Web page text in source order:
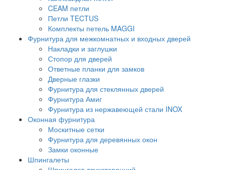
CEAM петли
Петли TECTUS
Комплекты петель MAGGI
Фурнитура для межкомнатных и входных дверей
Накладки и заглушки
Стопор для дверей
Ответные планки для замков
Дверные глазки
Фурнитура для стеклянных дверей
Фурнитура Амиг
Фурнитура из нержавеющей стали INOX
Оконная фурнитура
Москитные сетки
Фурнитура для деревянных окон
Замки оконные
Шпингалеты